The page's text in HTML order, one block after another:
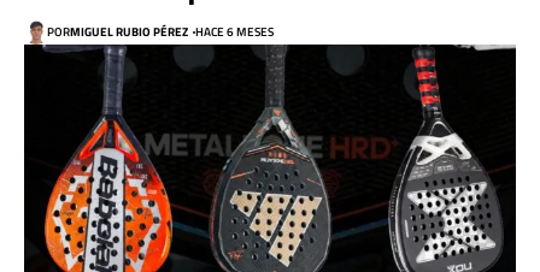
PORMIGUEL RUBIO PÉREZ HACE 6 MESES